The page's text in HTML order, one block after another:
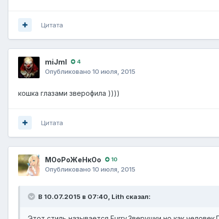
Цитата
miJmI 4
Опубликовано 10 июля, 2015
кошка глазами зверофила ))))
Цитата
МОоРоЖеНкОо 10
Опубликовано 10 июля, 2015
В 10.07.2015 в 07:40, Lith сказал: